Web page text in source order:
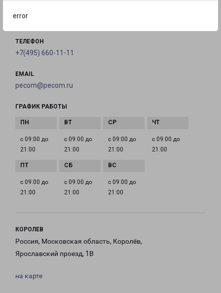
error
на карте
ТЕЛЕФОН
+7(495) 660-11-11
EMAIL
pecom@pecom.ru
ГРАФИК РАБОТЫ
с 09:00 до
21:00
с 09:00 до
21:00
с 09:00 до
21:00
с 09:00 до
21:00
с 09:00 до
21:00
с 09:00 до
21:00
с 09:00 до
21:00
КОРОЛЕВ
Россия, Московская область, Королёв,
Ярославский проезд, 1В
на карте